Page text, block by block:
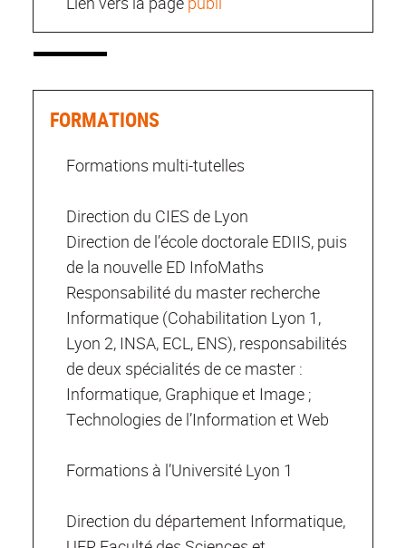
FORMATIONS
Formations multi-tutelles
Direction du CIES de Lyon
Direction de l’école doctorale EDIIS, puis
de la nouvelle ED InfoMaths
Responsabilité du master recherche
Informatique (Cohabilitation Lyon 1,
Lyon 2, INSA, ECL, ENS), responsabilités
de deux spécialités de ce master :
Informatique, Graphique et Image ;
Technologies de l’Information et Web
Formations à l’Université Lyon 1
Direction du département Informatique,